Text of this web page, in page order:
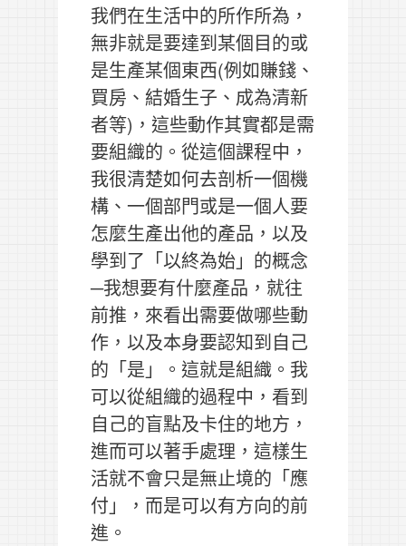
我們在生活中的所作所為，
無非就是要達到某個目的或
是生產某個東西(例如賺錢、
買房、結婚生子、成為清新
者等)，這些動作其實都是需
要組織的。從這個課程中，
我很清楚如何去剖析一個機
構、一個部門或是一個人要
怎麼生產出他的產品，以及
學到了「以終為始」的概念
─我想要有什麼產品，就往
前推，來看出需要做哪些動
作，以及本身要認知到自己
的「是」。這就是組織。我
可以從組織的過程中，看到
自己的盲點及卡住的地方，
進而可以著手處理，這樣生
活就不會只是無止境的「應
付」，而是可以有方向的前
進。